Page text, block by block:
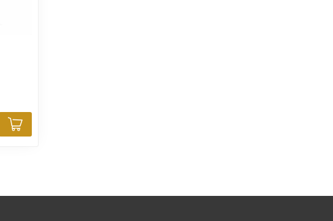
Toevoegen aan winkelwagen